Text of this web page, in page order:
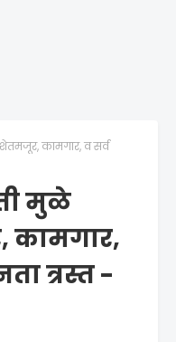
कामगार, व सर्व
मुळे
कामगार,
त्रस्त -